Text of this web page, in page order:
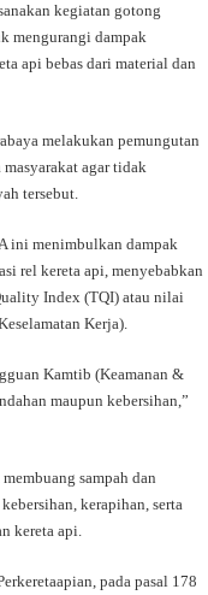
kegiatan gotong
mengurangi dampak
api bebas dari material dan
melakukan pemungutan
agar tidak
tersebut.
ini menimbulkan dampak
rel kereta api, menyebabkan
Index (TQI) atau nilai
Kerja).
Kamtib (Keamanan &
maupun kebersihan,”
sampah dan
kerapihan, serta
kereta api.
pada pasal 178